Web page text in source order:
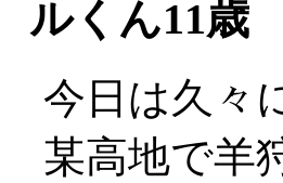
ルくん11歳
今日は久々
某高地で羊